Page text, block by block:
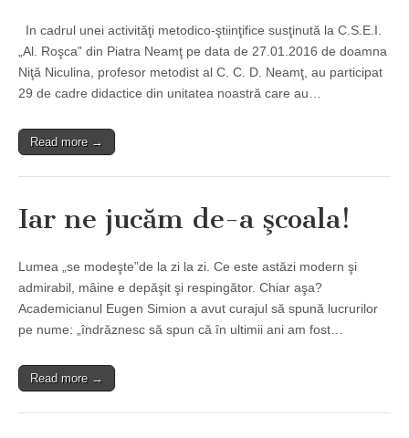
In cadrul unei activităţi metodico-ştiinţifice susţinută la C.S.E.I.
„Al. Roşca” din Piatra Neamţ pe data de 27.01.2016 de doamna
Niţă Niculina, profesor metodist al C. C. D. Neamţ, au participat
29 de cadre didactice din unitatea noastră care au…
Read more →
Iar ne jucăm de-a şcoala!
Lumea „se modeşte”de la zi la zi. Ce este astăzi modern şi
admirabil, mâine e depăşit şi respingător. Chiar aşa?
Academicianul Eugen Simion a avut curajul să spună lucrurilor
pe nume: „îndrăznesc să spun că în ultimii ani am fost…
Read more →